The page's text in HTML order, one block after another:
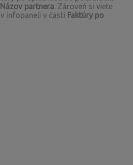
partnera. Zároveň si viete
infopaneli v časti Faktúry po